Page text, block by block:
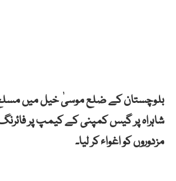
بلوچستان کے ضلع موسیٰ خیل میں مسلح
مزدوروں کو اغواء کر لیا۔